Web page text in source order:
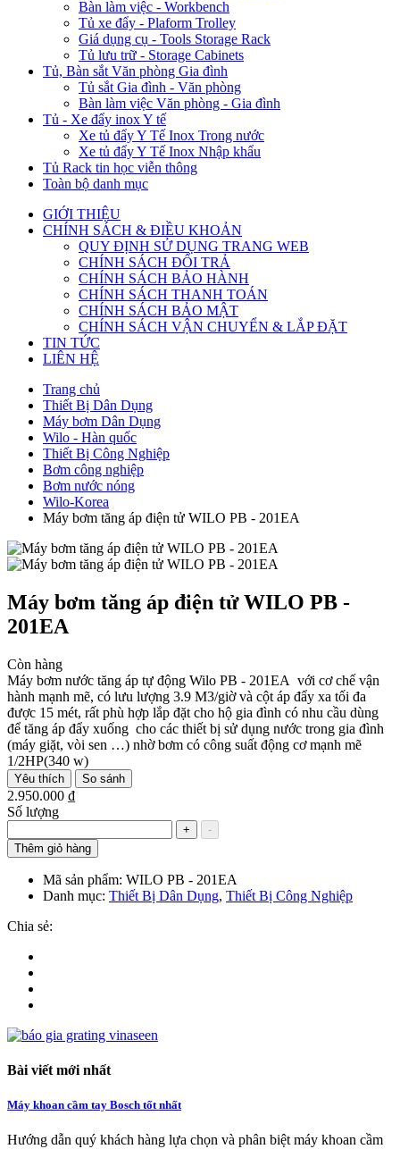
Bàn làm việc - Workbench
Tủ xe đẩy - Plaform Trolley
Giá dụng cụ - Tools Storage Rack
Tủ lưu trữ - Storage Cabinets
Tủ, Bàn sắt Văn phòng Gia đình
Tủ sắt Gia đình - Văn phòng
Bàn làm việc Văn phòng - Gia đình
Tủ - Xe đẩy inox Y tế
Xe tủ đẩy Y Tế Inox Trong nước
Xe tủ đẩy Y Tế Inox Nhập khẩu
Tủ Rack tin học viễn thông
Toàn bộ danh mục
GIỚI THIỆU
CHÍNH SÁCH & ĐIỀU KHOẢN
QUY ĐỊNH SỬ DỤNG TRANG WEB
CHÍNH SÁCH ĐỔI TRẢ
CHÍNH SÁCH BẢO HÀNH
CHÍNH SÁCH THANH TOÁN
CHÍNH SÁCH BẢO MẬT
CHÍNH SÁCH VẬN CHUYỂN & LẮP ĐẶT
TIN TỨC
LIÊN HỆ
Trang chủ
Thiết Bị Dân Dụng
Máy bơm Dân Dụng
Wilo - Hàn quốc
Thiết Bị Công Nghiệp
Bơm công nghiệp
Bơm nước nóng
Wilo-Korea
Máy bơm tăng áp điện tử WILO PB - 201EA
Máy bơm tăng áp điện tử WILO PB -
201EA
Còn hàng
Máy bơm nước tăng áp tự động Wilo PB - 201EA với cơ chế vận
hành mạnh mẽ, có lưu lượng 3.9 M3/giờ và cột áp đẩy xa tối đa
được 15 mét, rất phù hợp lắp đặt cho hộ gia đình có nhu cầu dùng
để tăng áp đẩy xuống cho các thiết bị sử dụng nước trong gia đình
(máy giặt, vòi sen …) nhờ bơm có công suất động cơ mạnh mẽ
1/2HP(340 w)
Yêu thích So sánh
2.950.000 ₫
Số lượng
+
-
Thêm giỏ hàng
Mã sản phẩm: WILO PB - 201EA
Danh mục: Thiết Bị Dân Dụng, Thiết Bị Công Nghiệp
Chia sẻ:
Bài viết mới nhất
Máy khoan cầm tay Bosch tốt nhất
Hướng dẫn quý khách hàng lựa chọn và phân biệt máy khoan cầm